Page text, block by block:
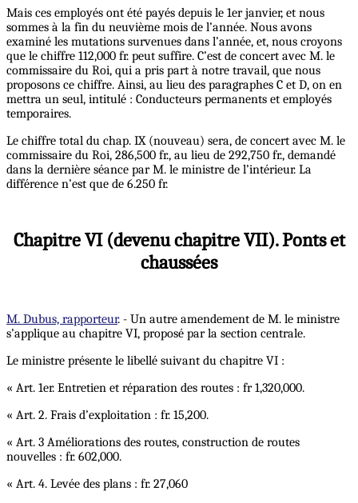
Mais ces employés ont été payés depuis le 1er janvier, et nous
sommes à la fin du neuvième mois de l’année. Nous avons
examiné les mutations survenues dans l’année, et, nous croyons
que le chiffre 112,000 fr. peut suffire. C’est de concert avec M. le
commissaire du Roi, qui a pris part à notre travail, que nous
proposons ce chiffre. Ainsi, au lieu des paragraphes C et D, on en
mettra un seul, intitulé : Conducteurs permanents et employés
temporaires.
Le chiffre total du chap. IX (nouveau) sera, de concert avec M. le
commissaire du Roi, 286,500 fr., au lieu de 292,750 fr., demandé
dans la dernière séance par M. le ministre de l’intérieur. La
différence n’est que de 6.250 fr.
Chapitre VI (devenu chapitre VII). Ponts et
chaussées
M. Dubus, rapporteur. - Un autre amendement de M. le ministre
s’applique au chapitre VI, proposé par la section centrale.
Le ministre présente le libellé suivant du chapitre VI :
« Art. 1er. Entretien et réparation des routes : fr 1,320,000.
« Art. 2. Frais d’exploitation : fr. 15,200.
« Art. 3 Améliorations des routes, construction de routes
nouvelles : fr. 602,000.
« Art. 4. Levée des plans : fr. 27,060